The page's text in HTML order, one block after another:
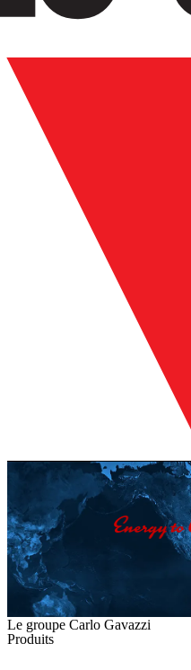
Le groupe Carlo Gavazzi
Produits